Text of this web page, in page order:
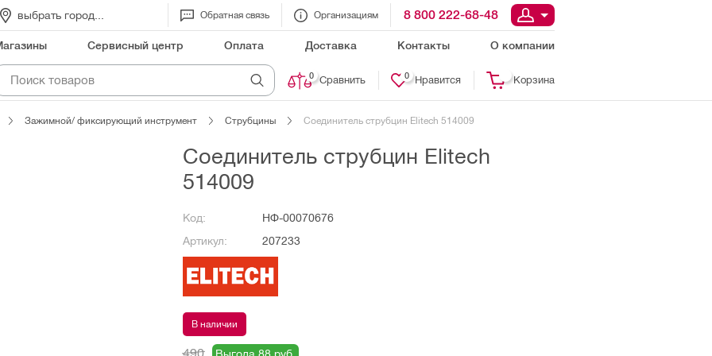
выбрать город... Обратная связь Организациям 8 800 222-68-48
Сервисный центр Оплата Доставка Контакты О компании
Сравнить
0 Нравится
0 Корзина
Зажимной/ фиксирующий инструмент Струбцины Соединитель струбцин Elitech 514009
Соединитель струбцин Elitech
514009
Код:
НФ-00070676
Артикул:
207233
В наличии